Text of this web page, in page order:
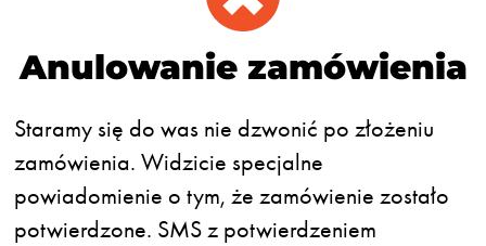
Anulowanie zamówienia
Staramy się do was nie dzwonić po złożeniu
zamówienia. Widzicie specjalne
powiadomienie o tym, że zamówienie zostało
potwierdzone. SMS z potwierdzeniem